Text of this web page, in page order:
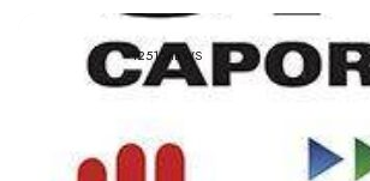
1251 VIEWS